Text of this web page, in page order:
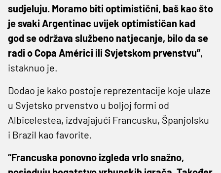
sudjeluju. Moramo biti optimistični, baš kao što
je svaki Argentinac uvijek optimističan kad
god se održava službeno natjecanje, bilo da se
radi o Copa Américi ili Svjetskom prvenstvu”,
istaknuo je.
Dodao je kako postoje reprezentacije koje ulaze
u Svjetsko prvenstvo u boljoj formi od
Albicelestea, izdvajajući Francusku, Španjolsku
i Brazil kao favorite.
“Francuska ponovno izgleda vrlo snažno,